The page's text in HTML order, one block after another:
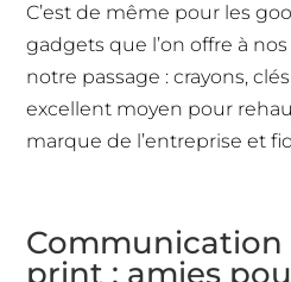
C’est de même pour les
gadgets que l’on offre à
notre passage : crayons,
excellent moyen pour
marque de l’entreprise et
print : amies